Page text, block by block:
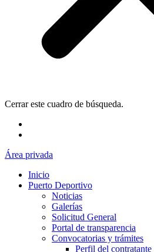
Cerrar este cuadro de búsqueda.
Área privada
Inicio
Puerto Deportivo
Noticias
Galerías
Solicitud General
Portal de transparencia
Convocatorias y trámites
Perfil del contratante